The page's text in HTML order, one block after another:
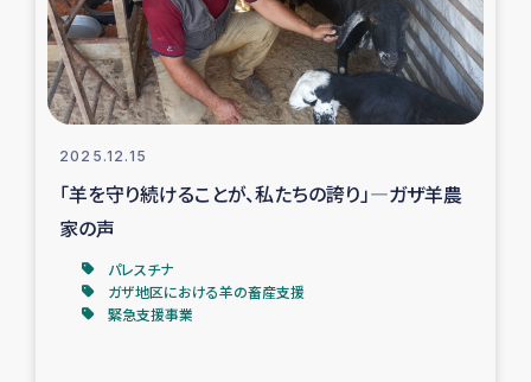
2025.12.15
「羊を守り続けることが、私たちの誇り」―ガザ羊農
家の声
パレスチナ
ガザ地区における羊の畜産支援
緊急支援事業